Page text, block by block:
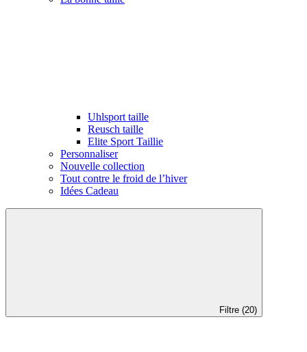
Uhlsport taille
Reusch taille
Elite Sport Taillie
Personnaliser
Nouvelle collection
Tout contre le froid de l’hiver
Idées Cadeau
Filtre (20)